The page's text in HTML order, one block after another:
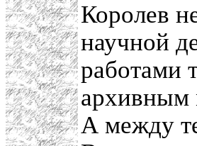
Королев
научной
работами
архивным
А между